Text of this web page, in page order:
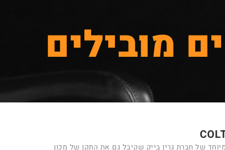
מובילים
של חברת גרין בייק שקיבל גם את התקן של מכון